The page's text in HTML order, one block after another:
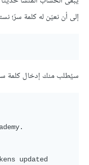
إلى أن نعيّن له كلمة سرّ؛
سيُطلب منك إدخال كلمة سر
updated